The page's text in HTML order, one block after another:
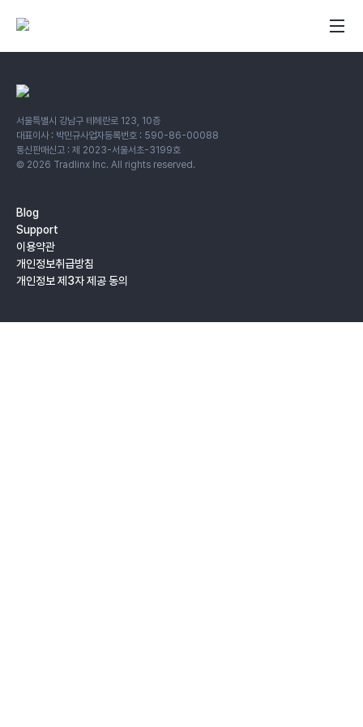
서울특별시 강남구 테헤란로 123, 10층
대표이사 : 박민규사업자등록번호 : 590-86-00088
통신판매신고 : 제 2023-서울서초-3199호
© 2026 Tradlinx Inc. All rights reserved.
Blog
Support
이용약관
개인정보취급방침
개인정보 제3자 제공 동의